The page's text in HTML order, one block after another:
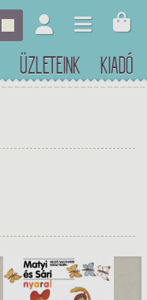
ÜZLETEINK KIADÓ